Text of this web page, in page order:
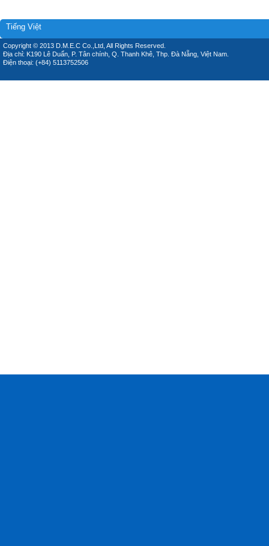
Tiếng Việt
Copyright © 2013 D.M.E.C Co.,Ltd, All Rights Reserved.
Địa chỉ: K190 Lê Duẩn, P. Tân chính, Q. Thanh Khê, Thp. Đà Nẵng, Việt Nam.
Điện thoại: (+84) 5113752506